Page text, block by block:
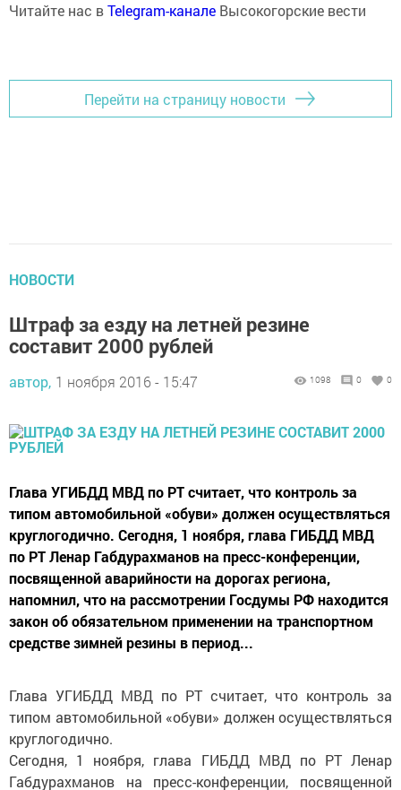
Читайте нас вTelegram-канале Высокогорские вести
Перейти на страницу новости
НОВОСТИ
Штраф за езду на летней резине
составит 2000 рублей
автор, 1 ноября 2016 - 15:47 1098 0 0
Глава УГИБДД МВД по РТ считает, что контроль за
типом автомобильной «обуви» должен осуществляться
круглогодично. Сегодня, 1 ноября, глава ГИБДД МВД
по РТ Ленар Габдурахманов на пресс-конференции,
посвященной аварийности на дорогах региона,
напомнил, что на рассмотрении Госдумы РФ находится
закон об обязательном применении на транспортном
средстве зимней резины в период...
Глава УГИБДД МВД по РТ считает, что контроль за
типом автомобильной «обуви» должен осуществляться
круглогодично.
Сегодня, 1 ноября, глава ГИБДД МВД по РТ Ленар
Габдурахманов на пресс-конференции, посвященной